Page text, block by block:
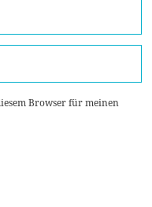
Browser für meinen